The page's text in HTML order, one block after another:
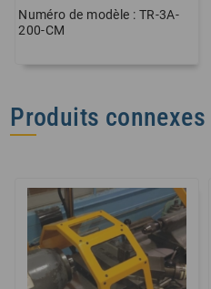
Numéro de modèle : TR-3A-
200-CM
Produits connexes